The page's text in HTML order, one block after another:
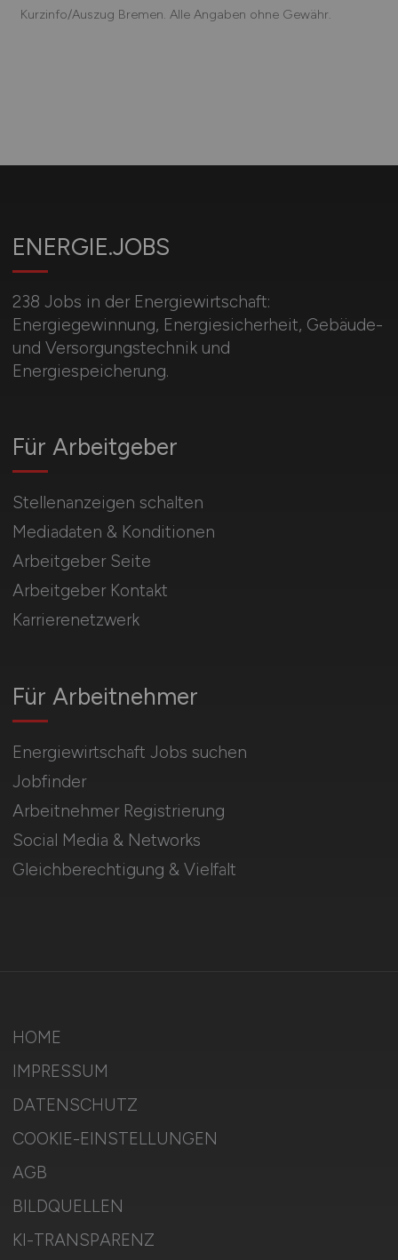
Kurzinfo/Auszug Bremen. Alle Angaben ohne Gewähr.
ENERGIE.JOBS
238 Jobs in der Energiewirtschaft:
Energiegewinnung, Energiesicherheit, Gebäude-
und Versorgungstechnik und
Energiespeicherung.
Für Arbeitnehmer
Energiewirtschaft Jobs suchen
Jobfinder
Arbeitnehmer Registrierung
Social Media & Networks
Gleichberechtigung & Vielfalt
Für Arbeitgeber
Stellenanzeigen schalten
Mediadaten & Konditionen
Arbeitgeber Seite
Arbeitgeber Kontakt
Karrierenetzwerk
HOME
IMPRESSUM
DATENSCHUTZ
COOKIE-EINSTELLUNGEN
AGB
BILDQUELLEN
KI-TRANSPARENZ